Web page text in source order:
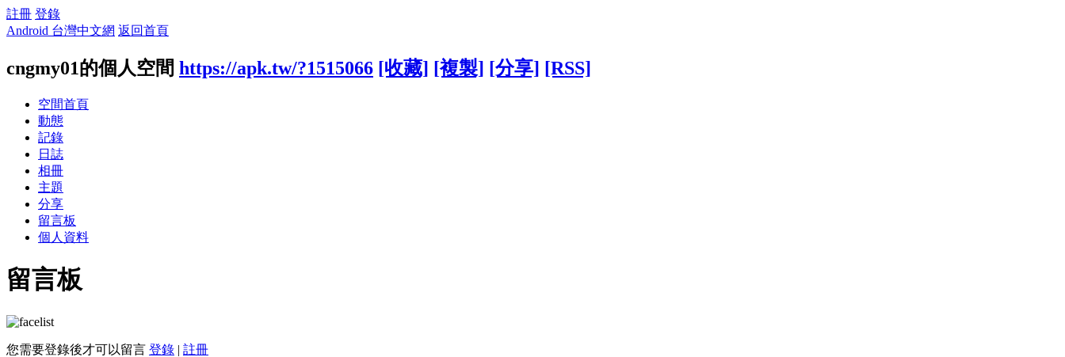
註冊 登錄
Android 台灣中文網 返回首頁
cngmy01的個人空間 https://apk.tw/?1515066 [收藏] [複製] [分享] [RSS]
空間首頁
動態
記錄
日誌
相冊
主題
分享
留言板
個人資料
留言板
您需要登錄後才可以留言 登錄 | 註冊